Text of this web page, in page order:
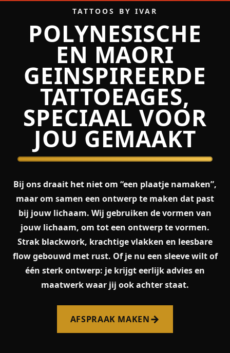
Tattoos by Ivar —
TATTOOS BY IVAR
POLYNESISCHE
EN MAORI
GEINSPIREERDE
TATTOEAGES,
SPECIAAL VOOR
JOU GEMAAKT
Bij ons draait het niet om “een plaatje namaken”,
maar om samen een ontwerp te maken dat past
bij jouw lichaam. Wij gebruiken de vormen van
jouw lichaam, om tot een ontwerp te vormen.
Strak blackwork, krachtige vlakken en leesbare
flow gebouwd met rust. Of je nu een sleeve wilt of
één sterk ontwerp: je krijgt eerlijk advies en
maatwerk waar jij ook achter staat.
AFSPRAAK MAKEN→